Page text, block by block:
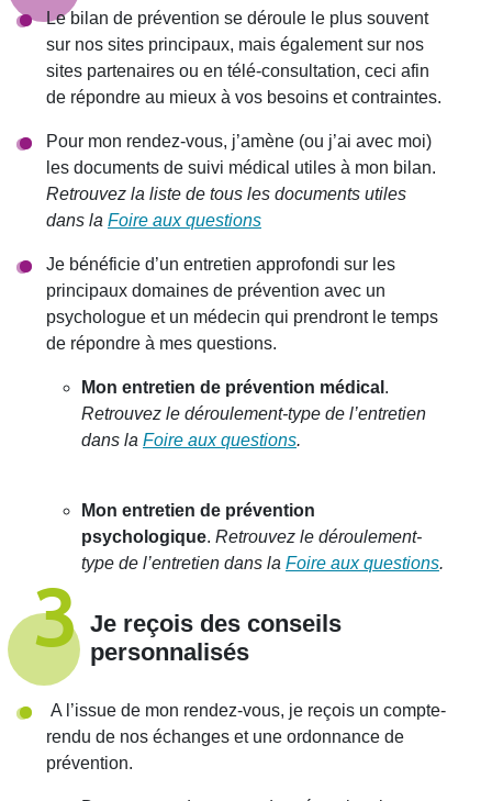
Le bilan de prévention se déroule le plus souvent
sur nos sites principaux, mais également sur nos
sites partenaires ou en télé-consultation, ceci afin
de répondre au mieux à vos besoins et contraintes.
Pour mon rendez-vous, j’amène (ou j’ai avec moi)
les documents de suivi médical utiles à mon bilan.
Retrouvez la liste de tous les documents utiles
dans la Foire aux questions
Je bénéficie d’un entretien approfondi sur les
principaux domaines de prévention avec un
psychologue et un médecin qui prendront le temps
de répondre à mes questions.
Mon entretien de prévention médical .
Retrouvez le déroulement-type de l’entretien
dans la Foire aux questions.
Mon entretien de prévention
psychologique. Retrouvez le déroulement-
type de l’entretien dans la Foire aux questions.
Je reçois des conseils
personnalisés
3
A l’issue de mon rendez-vous, je reçois un compte-
rendu de nos échanges et une ordonnance de
prévention.